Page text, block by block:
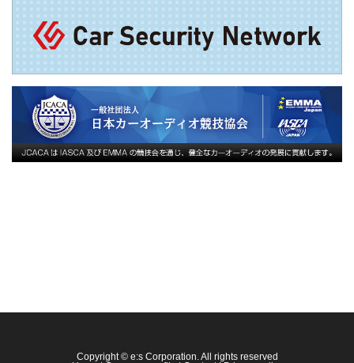
Copyright © e:s Corporation. All rights reserved